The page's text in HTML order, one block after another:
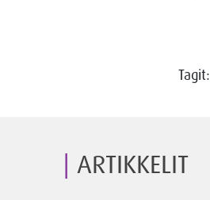
Tagit:
ARTIKKELIT